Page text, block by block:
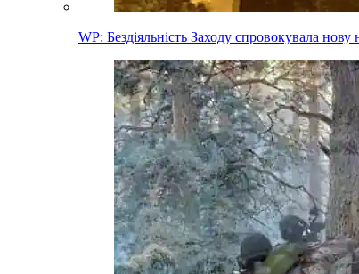
WP: Бездіяльність Заходу спровокувала